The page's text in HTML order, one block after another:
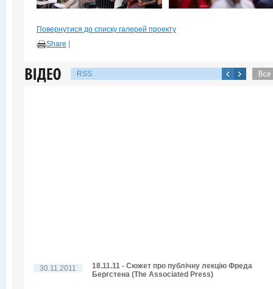
Повернутися до списку галерей проекту
Share
RSS
30.11.2011
18.11.11 - Сюжет про публічну лекцію Фреда
Бергстена (The Associated Press)